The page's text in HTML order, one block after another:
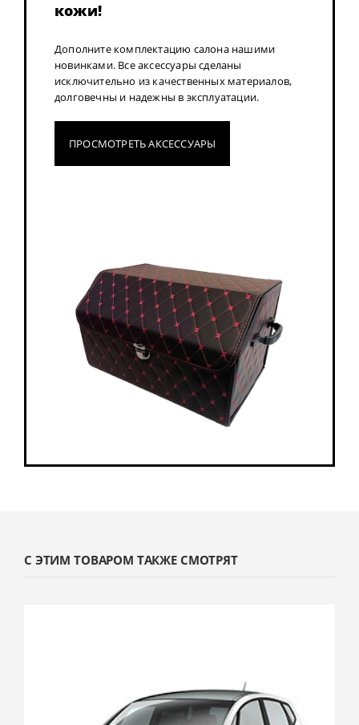
кожи!
Дополните комплектацию салона нашими
новинками. Все аксессуары сделаны
исключительно из качественных материалов,
долговечны и надежны в эксплуатации.
ПРОСМОТРЕТЬ АКСЕССУАРЫ
С ЭТИМ ТОВАРОМ ТАКЖЕ СМОТРЯТ